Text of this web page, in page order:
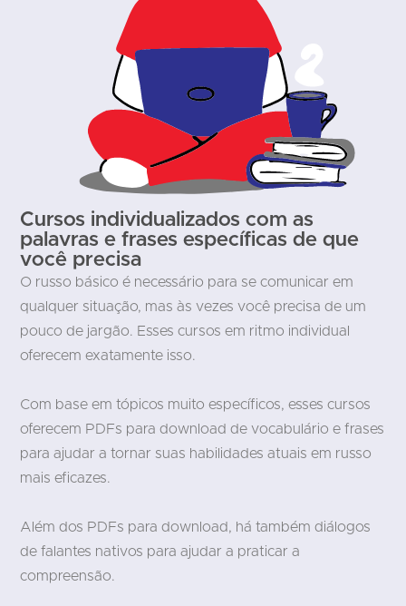
Cursos individualizados com as
palavras e frases específicas de que
você precisa
O russo básico é necessário para se comunicar em
qualquer situação, mas às vezes você precisa de um
pouco de jargão. Esses cursos em ritmo individual
oferecem exatamente isso.
Com base em tópicos muito específicos, esses cursos
oferecem PDFs para download de vocabulário e frases
para ajudar a tornar suas habilidades atuais em russo
mais eficazes.
Além dos PDFs para download, há também diálogos
de falantes nativos para ajudar a praticar a
compreensão.